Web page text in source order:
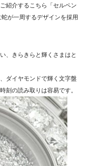
紹介するこちら「セルペン
が一周するデザインを採用
、きらきらと輝くさまはと
ダイヤモンドで輝く文字盤
刻の読み取りは容易です。